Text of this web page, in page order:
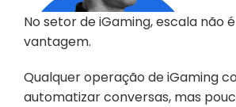
No setor de iGaming, escala não
vantagem.
Qualquer operação de iGaming
automatizar conversas, mas